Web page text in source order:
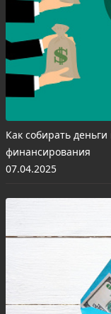
Как собирать
финансирования
07.04.2025